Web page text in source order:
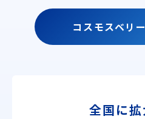
コスモスベリ
全国に